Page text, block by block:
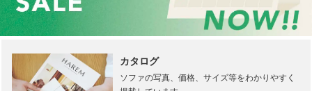
カタログ
ソファの写真、価格、サイズ等をわかりやすく